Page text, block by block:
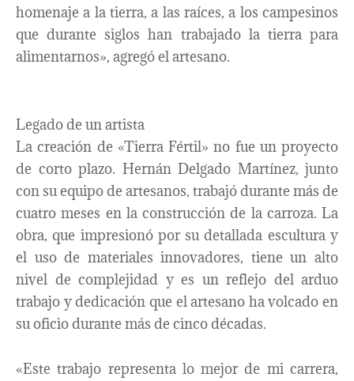
homenaje a la tierra, a las raíces, a los campesinos
que durante siglos han trabajado la tierra para
alimentarnos», agregó el artesano.
Legado de un artista
La creación de «Tierra Fértil» no fue un proyecto
de corto plazo. Hernán Delgado Martínez, junto
con su equipo de artesanos, trabajó durante más de
cuatro meses en la construcción de la carroza. La
obra, que impresionó por su detallada escultura y
el uso de materiales innovadores, tiene un alto
nivel de complejidad y es un reflejo del arduo
trabajo y dedicación que el artesano ha volcado en
su oficio durante más de cinco décadas.
«Este trabajo representa lo mejor de mi carrera,